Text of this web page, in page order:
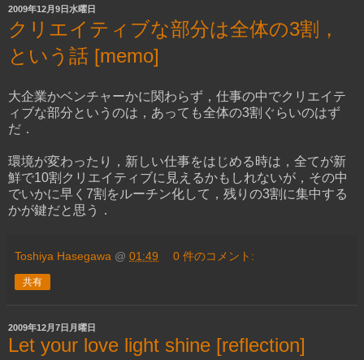
2009年12月9日水曜日
クリエイティブな部分は全体の3割，
という話 [memo]
大企業かベンチャーかに関わらず，仕事の中でクリエイテ
ィブな部分というのは，あっても全体の3割ぐらいのはず
だ．
環境が変わったり，新しい仕事をはじめる時は，全てが新
鮮で10割クリエイティブに見えるかもしれないが，その中
でいかに早く7割をルーチン化して，残りの3割に集中する
かが鍵だと思う．
Toshiya Hasegawa @ 01:49 0 件のコメント:
共有
2009年12月7日月曜日
Let your love light shine [reflection]